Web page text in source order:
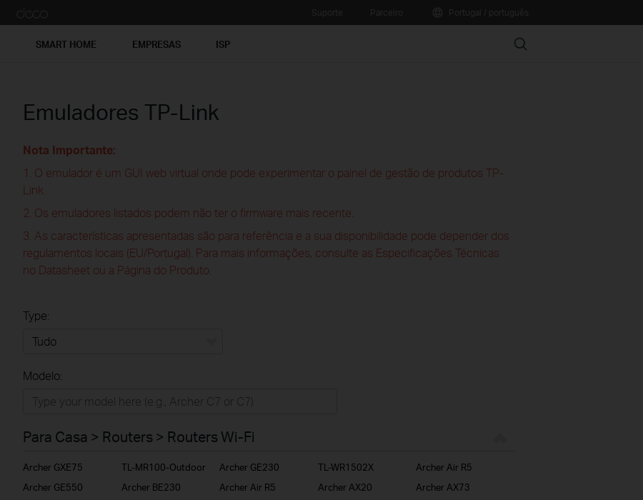
SMART HOME EMPRESAS ISP Search
Emuladores TP-Link
Nota Importante:
1. O emulador é um GUI web virtual onde pode experimentar o painel de gestão de produtos TP-
Link.
2. Os emuladores listados podem não ter o firmware mais recente.
3. As características apresentadas são para referência e a sua disponibilidade pode depender dos
regulamentos locais (EU/Portugal). Para mais informações, consulte as Especificações Técnicas
no Datasheet ou a Página do Produto.
Type:
Empresas
ISP
Modelo:
Para Casa > Routers > Routers Wi-Fi
Archer GXE75 TL-MR100-Outdoor Archer GE230 TL-WR1502X
Archer Air R5
Archer GE550
Archer BE230 Archer Air R5 Archer AX20
Archer AX73